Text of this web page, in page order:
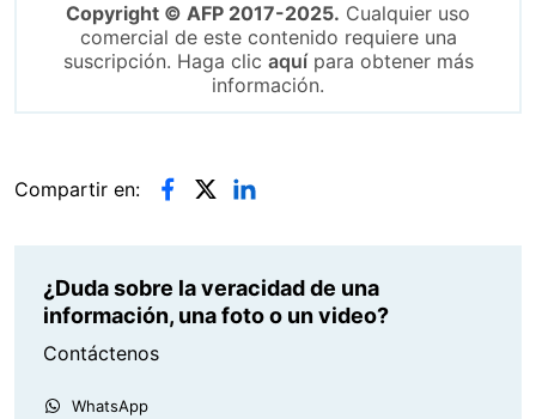
Copyright © AFP 2017-2025. Cualquier uso
comercial de este contenido requiere una
suscripción. Haga clic aquípara obtener más
información.
Compartir en:
¿Duda sobre la veracidad de una
información, una foto o un video?
Contáctenos
WhatsApp